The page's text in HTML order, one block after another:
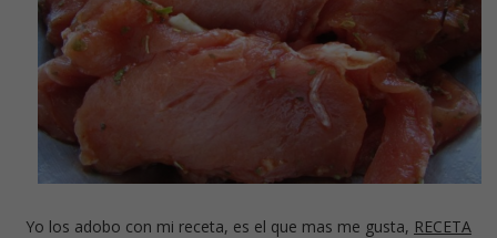
Yo los adobo con mi receta, es el que mas me gusta, RECETA